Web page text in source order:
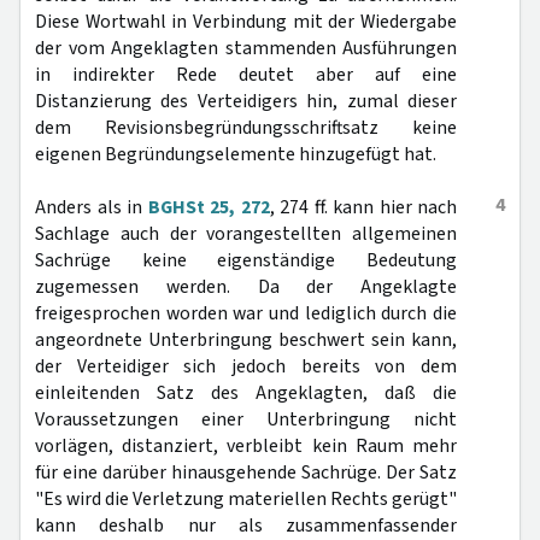
Diese Wortwahl in Verbindung mit der Wiedergabe
der vom Angeklagten stammenden Ausführungen
in indirekter Rede deutet aber auf eine
Distanzierung des Verteidigers hin, zumal dieser
dem Revisionsbegründungsschriftsatz keine
eigenen Begründungselemente hinzugefügt hat.
4
Anders als in BGHSt 25, 272, 274 ff. kann hier nach
Sachlage auch der vorangestellten allgemeinen
Sachrüge keine eigenständige Bedeutung
zugemessen werden. Da der Angeklagte
freigesprochen worden war und lediglich durch die
angeordnete Unterbringung beschwert sein kann,
der Verteidiger sich jedoch bereits von dem
einleitenden Satz des Angeklagten, daß die
Voraussetzungen einer Unterbringung nicht
vorlägen, distanziert, verbleibt kein Raum mehr
für eine darüber hinausgehende Sachrüge. Der Satz
"Es wird die Verletzung materiellen Rechts gerügt"
kann deshalb nur als zusammenfassender